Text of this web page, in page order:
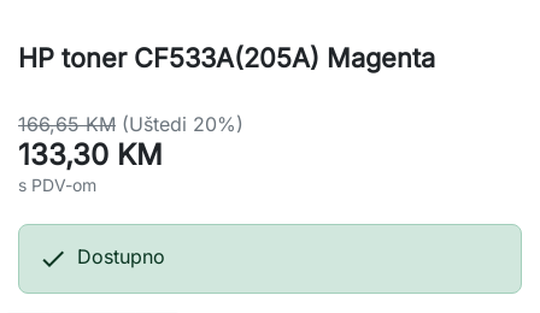
HP toner CF533A(205A) Magenta
166,65 KM (Uštedi 20%)
133,30 KM
s PDV-om
 Dostupno